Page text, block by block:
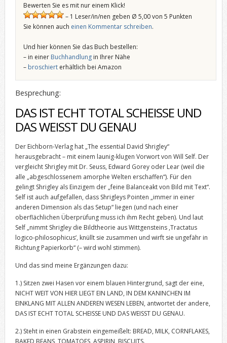
Bewerten Sie es mit nur einem Klick!
– 1 Leser/in/nen geben Ø 5,00 von 5 Punkten
Sie können auch einen Kommentar schreiben.
Und hier können Sie das Buch bestellen:
– in einer Buchhandlungin Ihrer Nähe
– broschierterhältlich bei Amazon
Besprechung:
DAS IST ECHT TOTAL SCHEISSE UND
DAS WEISST DU GENAU
Der Eichborn-Verlag hat „The essential David Shrigley“
herausgebracht – mit einem launig-klugen Vorwort von Will Self. Der
vergleicht Shrigley mit Dr. Seuss, Edward Gorey oder Lear (weil die
alle „abgeschlossenem amorphe Welten erschaffen“). Für den
gelingt Shrigley als Einzigem der „feine Balanceakt von Bild mit Text“.
Self ist auch aufgefallen, dass Shrigleys Pointen „immer in einer
anderen Dimension als das Setup“ liegen (und nach einer
oberflächlichen Überprüfung muss ich ihm Recht geben). Und laut
Self „nimmt Shrigley die Bildtheorie aus Wittgensteins ,Tractatus
logico-philosophicus‘, knüllt sie zusammen und wirft sie ungefähr in
Richtung Papierkorb“ (– wird wohl stimmen).
Und das sind meine Ergänzungen dazu:
1.) Sitzen zwei Hasen vor einem blauen Hintergrund, sagt der eine,
NICHT WEIT VON HIER LIEGT EIN LAND, IN DEM KANINCHEN IM
EINKLANG MIT ALLEN ANDEREN WESEN LEBEN, antwortet der andere,
DAS IST ECHT TOTAL SCHEISSE UND DAS WEISST DU GENAU.
2.) Steht in einen Grabstein eingemeißelt: BREAD, MILK, CORNFLAKES,
BAKED BEANS, TOMATOES, ASPIRIN, BISCUITS.